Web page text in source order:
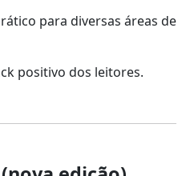
para diversas áreas de
positivo dos leitores.